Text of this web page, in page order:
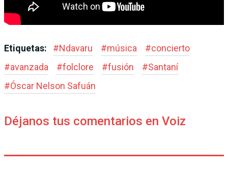
Etiquetas: #Ndavaru #música #concierto
#avanzada #folclore #fusión #Santaní
#Óscar Nelson Safuán
Déjanos tus comentarios en Voiz